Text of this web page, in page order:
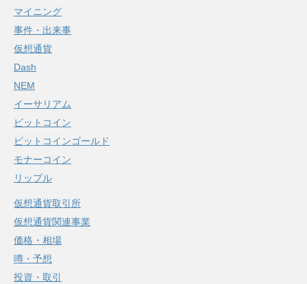
マイニング
事件・出来事
仮想通貨
Dash
NEM
イーサリアム
ビットコイン
ビットコインゴールド
モナーコイン
リップル
仮想通貨取引所
仮想通貨関連事業
価格・相場
噂・予想
投資・取引